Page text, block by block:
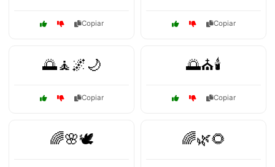
Copiar Copiar
🌅🧘🌌🌙
Copiar
🌅⛪🕯️
Copiar
🌈🌸🕊️ 🌈🌿🌻